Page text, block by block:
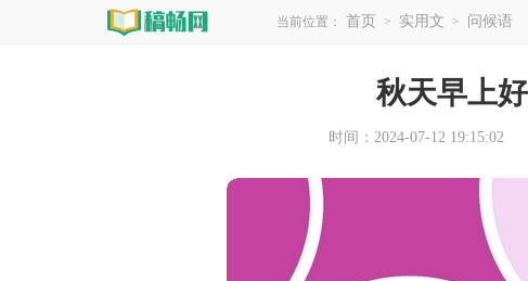
当前位置： 首页 > 实用文 > 问候语
秋天早上
时间：2024-07-12 19:15:02